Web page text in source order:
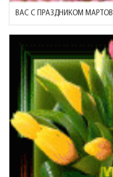
ВАС С ПРАЗДНИКОМ